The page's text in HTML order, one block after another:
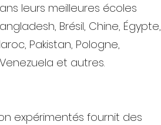
leurs meilleures écoles
Brésil, Chine, Égypte,
Pakistan, Pologne,
Venezuela et autres.
expérimentés fournit des